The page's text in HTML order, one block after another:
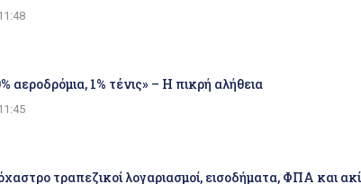
αεροδρόμια, 1% τένις» – Η πικρή αλήθεια
τραπεζικοί λογαριασμοί, εισοδήματα, ΦΠΑ και